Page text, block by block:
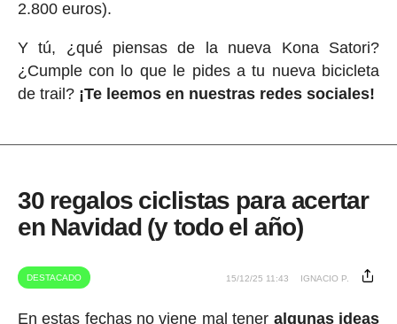
2.800 euros).
Y tú, ¿qué piensas de la nueva Kona Satori?
¿Cumple con lo que le pides a tu nueva bicicleta
de trail? ¡Te leemos en nuestras redes sociales!
30 regalos ciclistas para acertar
en Navidad (y todo el año)
DESTACADO 15/12/25 11:43 IGNACIO P.
En estas fechas no viene mal tener algunas ideas